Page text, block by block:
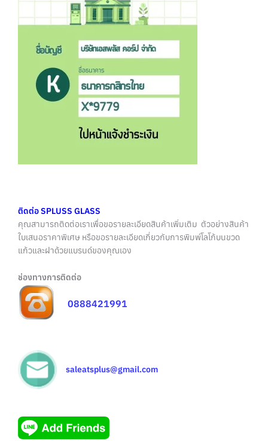
ติดต่อ SPLUSS GLASS
คุณสามารถติดต่อเราเพื่อขอรายละเอียดสินค้าเพิ่มเติม ตัวอย่างสินค้า
ใบเสนอราคาพิเศษ หรือขอรายละเอียดเกี่ยวกับการพิมพ์โลโก้บนขวด
แก้วและฝาด้วยแบรนด์ของคุณเอง
ช่องทางการติดต่อ
0888421991
saleatsplus@gmail.com